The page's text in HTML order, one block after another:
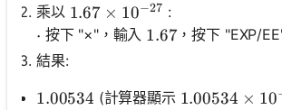
乘以 1.67 \times 10^{-27}
1.67 × 10−27 :
\cdot
⋅ 按下 "×"，輸入 1.67
1.67，按下 "EXP/
結果:
1.00534
1.00534 (計算器顯示 1.00534
1.00534 × 10